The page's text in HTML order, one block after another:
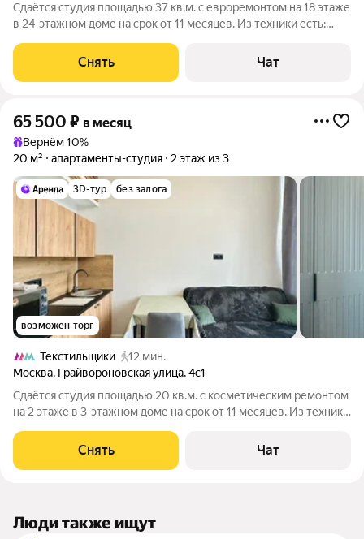
Сдаётся студия площадью 37 кв.м. с евроремонтом на 18 этаже
в 24-этажном доме на срок от 11 месяцев. Из техники есть:
Посудомоечная машина Кондиционер Бойлер Микроволновка
Пылесос Дом -
Снять Чат
65 500 ₽ в месяц
Вернём 10%
20 м²
апартаменты-студия 2 этаж из 3
3D-тур без залога
возможен торг
Текстильщики
12 мин.
Москва, Грайвороновская улица,4с1
Сдаётся студия площадью 20 кв.м. с косметическим ремонтом
на 2 этаже в 3-этажном доме на срок от 11 месяцев. Из техники
Кондиционер Микроволновка Дом - кирпичный, окна выходят
во двор. Есть консьерж.
Снять Чат
Люди также ищут